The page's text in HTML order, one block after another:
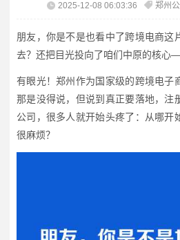
2025-12-08 06:03:36 郑州
朋友，你是不是也看中了跨境电商这
去？还把目光投向了咱们中原的核心
有眼光！郑州作为国家级的跨境电子
那是没得说，但说到真正要落地，注
公司，很多人就开始头疼了：从哪开
很麻烦？